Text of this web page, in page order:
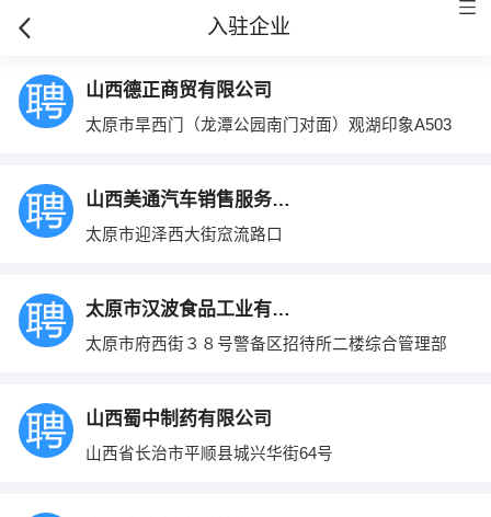
入驻企业
山西德正商贸有限公司
太原市旱西门（龙潭公园南门对面）观湖印象A503
山西美通汽车销售服务有限公司
太原市迎泽西大街窊流路口
太原市汉波食品工业有限公司
太原市府西街３８号警备区招待所二楼综合管理部
山西蜀中制药有限公司
山西省长治市平顺县城兴华街64号